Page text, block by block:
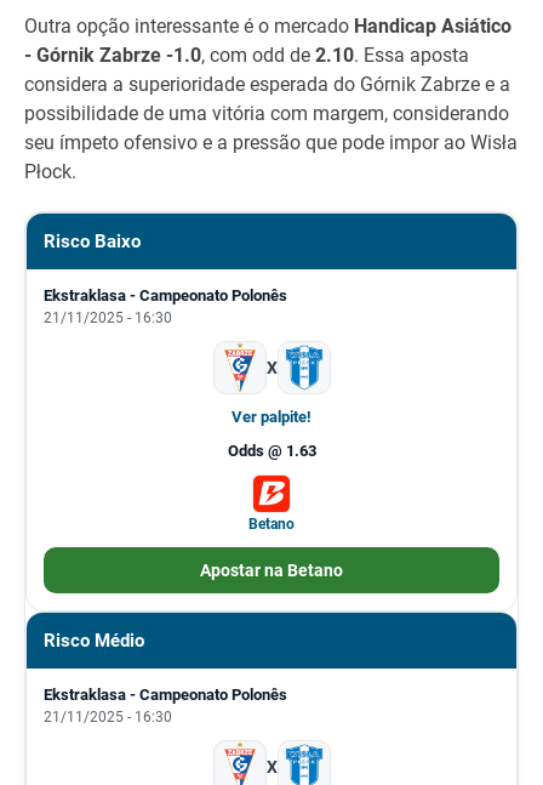
Outra opção interessante é o mercado Handicap Asiático
- Górnik Zabrze -1.0, com odd de 2.10. Essa aposta
considera a superioridade esperada do Górnik Zabrze e a
possibilidade de uma vitória com margem, considerando
seu ímpeto ofensivo e a pressão que pode impor ao Wisła
Płock.
Risco Baixo
Ekstraklasa - Campeonato Polonês
21/11/2025 - 16:30
X
Ver palpite!
Odds @ 1.63
Betano
Apostar na Betano
Risco Médio
Ekstraklasa - Campeonato Polonês
21/11/2025 - 16:30
X